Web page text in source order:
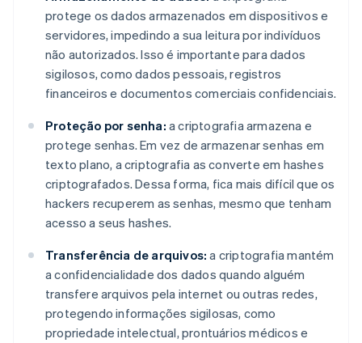
protege os dados armazenados em dispositivos e
servidores, impedindo a sua leitura por indivíduos
não autorizados. Isso é importante para dados
sigilosos, como dados pessoais, registros
financeiros e documentos comerciais confidenciais.
Proteção por senha: a criptografia armazena e
protege senhas. Em vez de armazenar senhas em
texto plano, a criptografia as converte em hashes
criptografados. Dessa forma, fica mais difícil que os
hackers recuperem as senhas, mesmo que tenham
acesso a seus hashes.
Transferência de arquivos: a criptografia mantém
a confidencialidade dos dados quando alguém
transfere arquivos pela internet ou outras redes,
protegendo informações sigilosas, como
propriedade intelectual, prontuários médicos e